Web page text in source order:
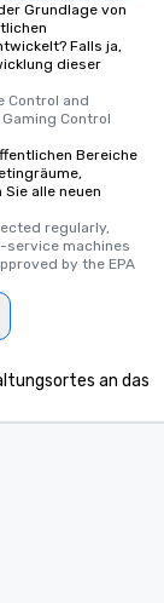
Grundlage von
Falls ja,
dieser
Control and
Control
Bereiche
alle neuen
regularly,
service machines
by the EPA
an das